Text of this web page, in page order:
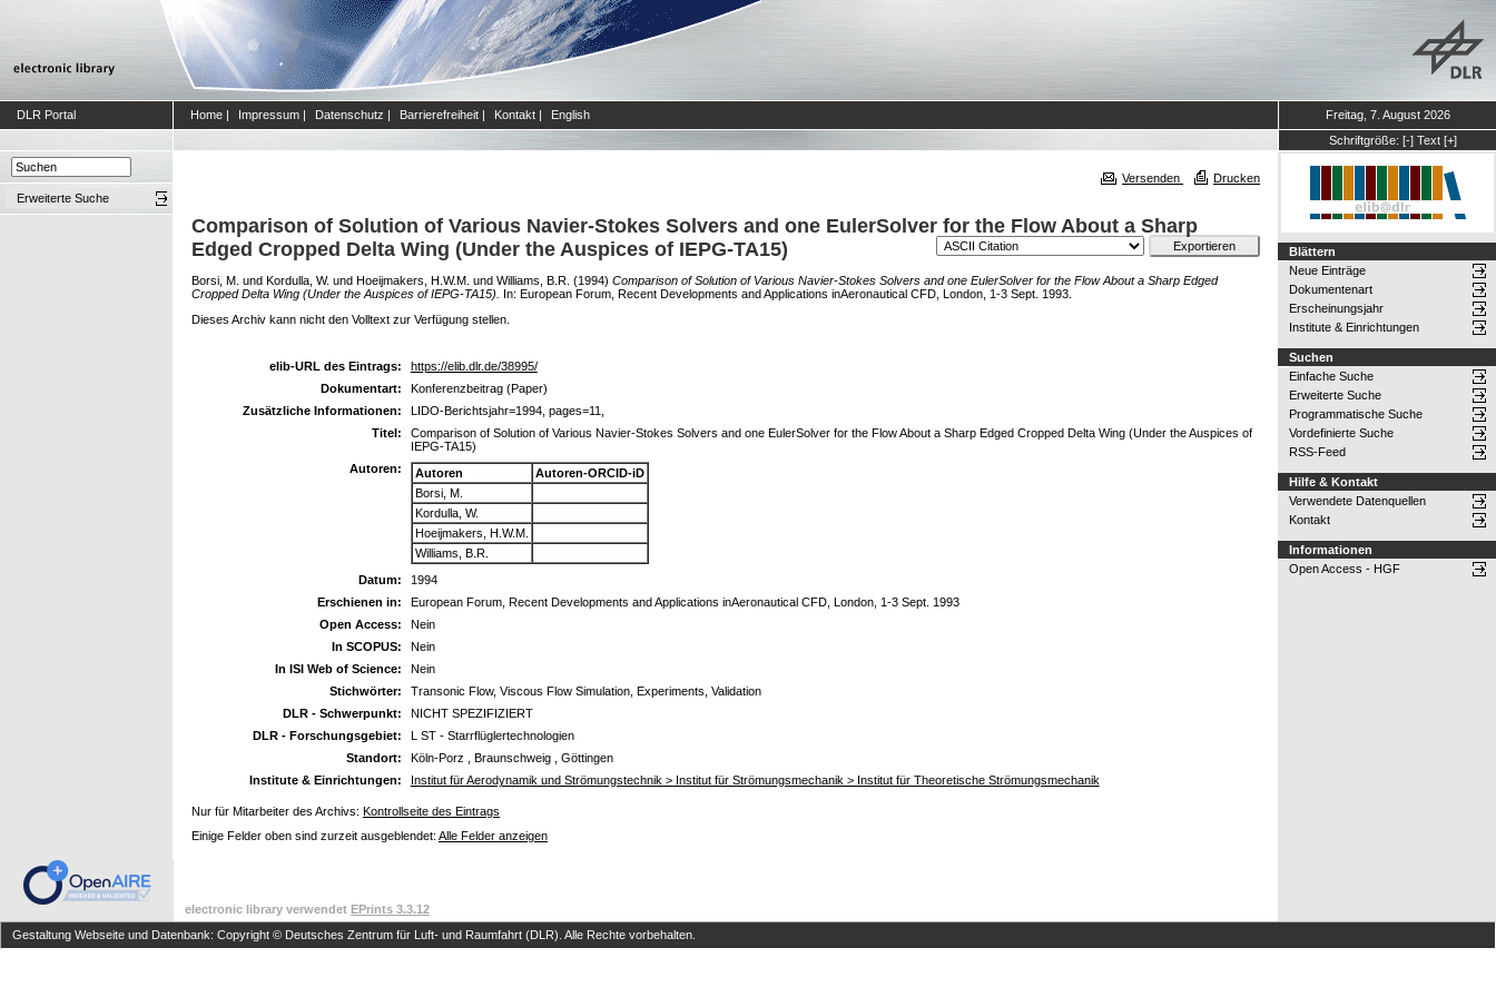
DLR Portal Home | Impressum | Datenschutz | Barrierefreiheit | Kontakt | English
Freitag, 7. August 2026
Schriftgröße: [-] Text [+]
Erweiterte Suche
Versenden Drucken
Comparison of Solution of Various Navier-Stokes Solvers and one EulerSolver for the Flow About a Sharp
Edged Cropped Delta Wing (Under the Auspices of IEPG-TA15)
Borsi, M. und Kordulla, W. und Hoeijmakers, H.W.M. und Williams, B.R. (1994) Comparison of Solution of Various Navier-Stokes Solvers and one EulerSolver for the Flow About a Sharp Edged
Cropped Delta Wing (Under the Auspices of IEPG-TA15).
In: European Forum, Recent Developments and Applications inAeronautical CFD, London, 1-3 Sept. 1993.
Dieses Archiv kann nicht den Volltext zur Verfügung stellen.
elib-URL des Eintrags:
https://elib.dlr.de/38995/
Dokumentart:
Konferenzbeitrag (Paper)
Zusätzliche Informationen:
LIDO-Berichtsjahr=1994, pages=11,
Titel:
Comparison of Solution of Various Navier-Stokes Solvers and one EulerSolver for the Flow About a Sharp Edged Cropped Delta Wing (Under the Auspices of
IEPG-TA15)
Autoren:
Autoren
Autoren-ORCID-iD
Borsi, M.
Kordulla, W.
Hoeijmakers, H.W.M.
Williams, B.R.
Datum:
1994
Erschienen in:
European Forum, Recent Developments and Applications inAeronautical CFD, London, 1-3 Sept. 1993
Open Access:
Nein
In SCOPUS:
Nein
In ISI Web of Science:
Nein
Stichwörter:
Transonic Flow, Viscous Flow Simulation, Experiments, Validation
DLR - Schwerpunkt:
NICHT SPEZIFIZIERT
DLR - Forschungsgebiet:
L ST - Starrflüglertechnologien
Standort:
Köln-Porz , Braunschweig , Göttingen
Institute & Einrichtungen:
Institut für Aerodynamik und Strömungstechnik > Institut für Strömungsmechanik > Institut für Theoretische Strömungsmechanik
Nur für Mitarbeiter des Archivs: Kontrollseite des Eintrags
Einige Felder oben sind zurzeit ausgeblendet: Alle Felder anzeigen
Blättern
Neue Einträge
Dokumentenart
Erscheinungsjahr
Institute & Einrichtungen
Suchen
Einfache Suche
Erweiterte Suche
Programmatische Suche
Vordefinierte Suche
RSS-Feed
Hilfe & Kontakt
Verwendete Datenquellen
Kontakt
Informationen
Open Access - HGF
electronic library verwendet EPrints 3.3.12
Gestaltung Webseite und Datenbank: Copyright © Deutsches Zentrum für Luft- und Raumfahrt (DLR). Alle Rechte vorbehalten.